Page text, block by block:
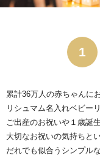
累計36万人の赤ちゃんに
リシュマム名入れベビー
ご出産のお祝いや１歳誕
大切なお祝いの気持ちと
だれでも似合うシンプルな